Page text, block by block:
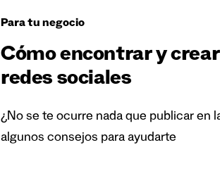
Para tu negocio
Cómo encontrar y
redes sociales
¿No se te ocurre nada que publicar en
algunos consejos para ayudarte